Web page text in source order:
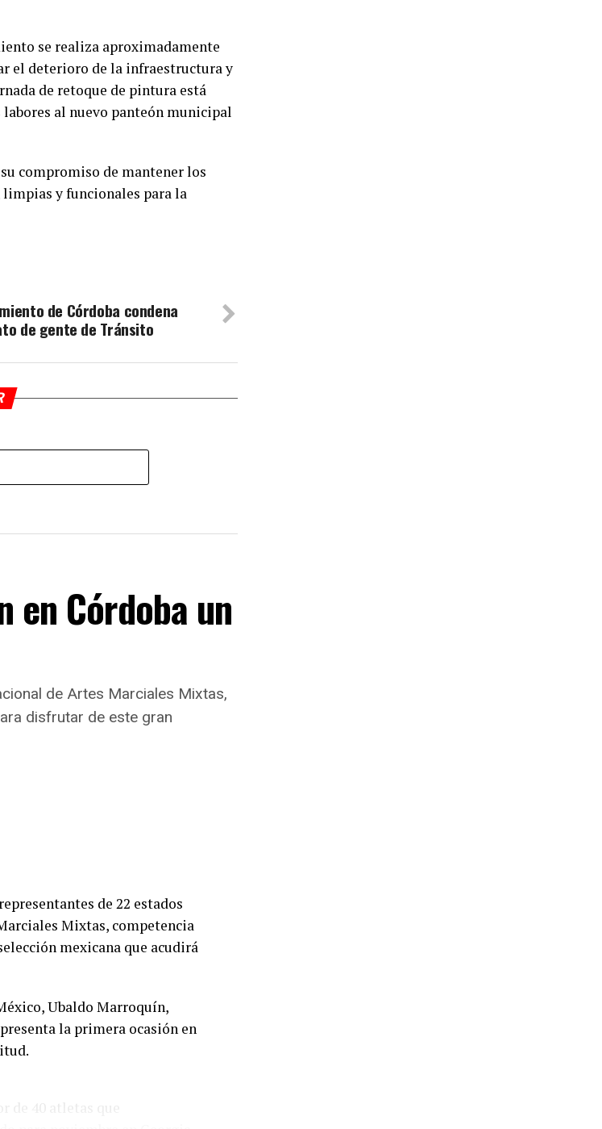
se realiza aproximadamente
el deterioro de la infraestructura y
de retoque de pintura está
al nuevo panteón municipal
compromiso de mantener los
y funcionales para la
de Córdoba condena
de gente de Tránsito
en Córdoba un
de Artes Marciales Mixtas,
disfrutar de este gran
de 22 estados
Mixtas, competencia
mexicana que acudirá
Ubaldo Marroquín,
la primera ocasión en